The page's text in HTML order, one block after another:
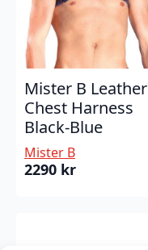
Mister B Leather
Chest Harness
Black-Blue
Mister B
2290 kr